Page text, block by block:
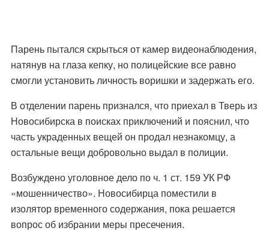
Парень пытался скрыться от камер видеонаблюдения,
натянув на глаза кепку, но полицейские все равно
смогли установить личность воришки и задержать его.
В отделении парень признался, что приехал в Тверь из
Новосибирска в поисках приключений и пояснил, что
часть украденных вещей он продал незнакомцу, а
остальные вещи добровольно выдал в полиции.
Возбуждено уголовное дело по ч. 1 ст. 159 УК РФ
«мошенничество». Новосибирца поместили в
изолятор временного содержания, пока решается
вопрос об избрании меры пресечения.